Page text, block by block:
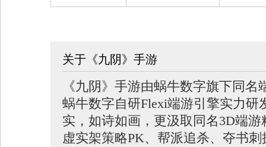
关于《九阴》手游
《九阴》手游由蜗牛数字旗下同
蜗牛数字自研Flexi端游引擎实力研
实，如诗如画，更汲取同名3D端
虚实架策略PK、帮派追杀、夺书